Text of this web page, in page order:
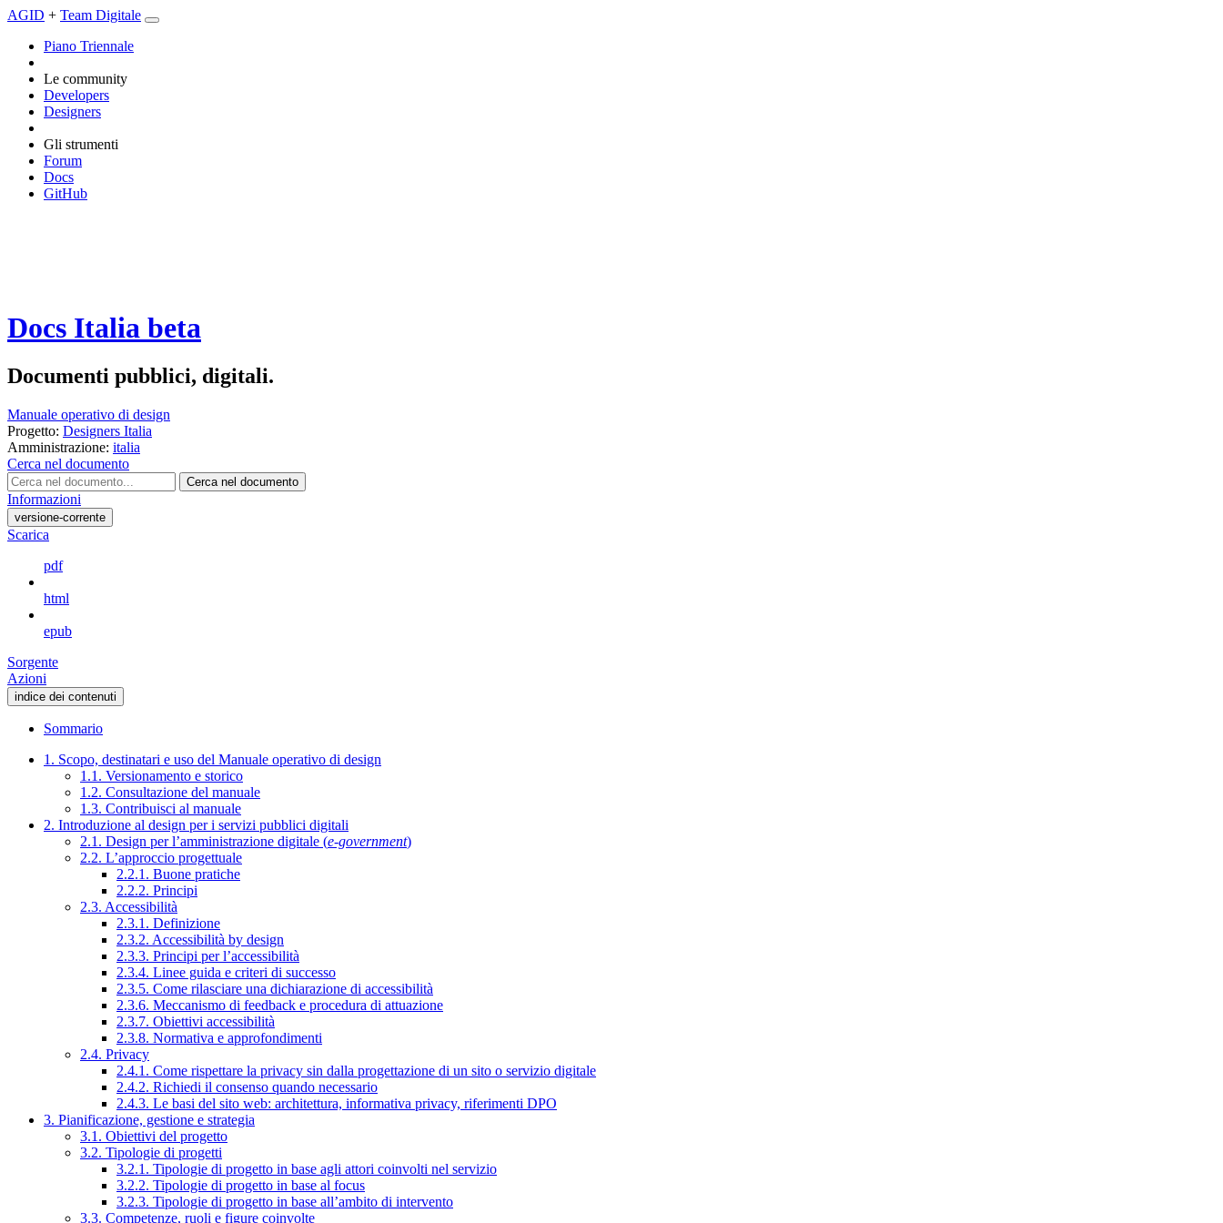
AGID + Team Digitale
Piano Triennale
Le community
Developers
Designers
Gli strumenti
Forum
Docs
GitHub
Docs Italia beta
Documenti pubblici, digitali.
Manuale operativo di design
Progetto: Designers Italia
Amministrazione: italia
Cerca nel documento
Cerca nel documento
Informazioni
versione-corrente
Scarica
pdf
html
epub
Sorgente
Azioni
indice dei contenuti
Sommario
1. Scopo, destinatari e uso del Manuale operativo di design
1.1. Versionamento e storico
1.2. Consultazione del manuale
1.3. Contribuisci al manuale
2. Introduzione al design per i servizi pubblici digitali
2.1. Design per l’amministrazione digitale (e-government)
2.2. L’approccio progettuale
2.2.1. Buone pratiche
2.2.2. Principi
2.3. Accessibilità
2.3.1. Definizione
2.3.2. Accessibilità by design
2.3.3. Principi per l’accessibilità
2.3.4. Linee guida e criteri di successo
2.3.5. Come rilasciare una dichiarazione di accessibilità
2.3.6. Meccanismo di feedback e procedura di attuazione
2.3.7. Obiettivi accessibilità
2.3.8. Normativa e approfondimenti
2.4. Privacy
2.4.1. Come rispettare la privacy sin dalla progettazione di un sito o servizio digitale
2.4.2. Richiedi il consenso quando necessario
2.4.3. Le basi del sito web: architettura, informativa privacy, riferimenti DPO
3. Pianificazione, gestione e strategia
3.1. Obiettivi del progetto
3.2. Tipologie di progetti
3.2.1. Tipologie di progetto in base agli attori coinvolti nel servizio
3.2.2. Tipologie di progetto in base al focus
3.2.3. Tipologie di progetto in base all’ambito di intervento
3.3. Competenze, ruoli e figure coinvolte